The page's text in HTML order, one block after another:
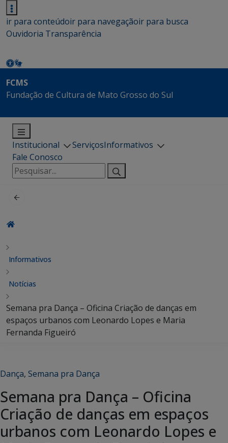
ir para conteúdoir para navegaçãoir para busca
Ouvidoria Transparência
FCMS
Fundação de Cultura de Mato Grosso do Sul
Institucional ServiçosInformativos
Fale Conosco
Pesquisar
por:
Informativos
Notícias
Semana pra Dança – Oficina Criação de danças em
espaços urbanos com Leonardo Lopes e Maria
Fernanda Figueiró
Dança, Semana pra Dança
Semana pra Dança – Oficina
Criação de danças em espaços
urbanos com Leonardo Lopes e